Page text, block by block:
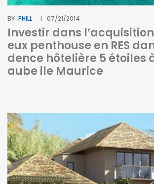
BY PHILL 07/21/2014
Investir dans
eux penthouse en RES
dence hôtelière 5 étoiles
aube ile Maurice